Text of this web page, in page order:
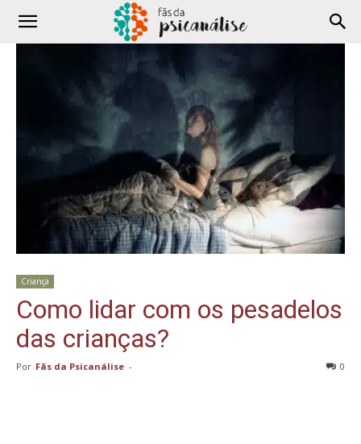
Criança
Como lidar com os pesadelos
das crianças?
Por Fãs da Psicanálise - 0